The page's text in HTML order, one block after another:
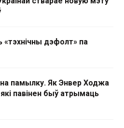
«тэхнічны дэфолт» па
памылку. Як Энвер Ходжа
павінен быў атрымаць